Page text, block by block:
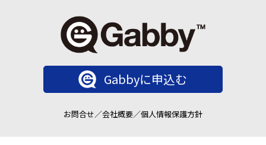
Gabbyに申込む
お問合せ／会社概要／個人情報保護方針